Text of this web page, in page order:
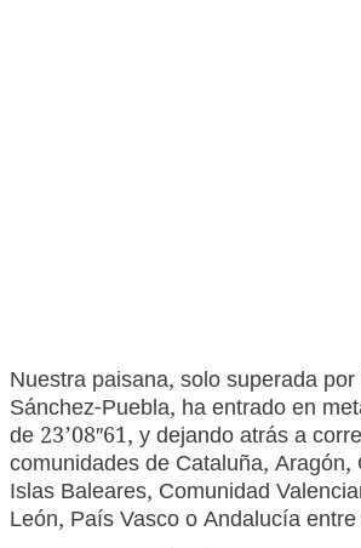
Nuestra paisana, solo superada
Sánchez-Puebla, ha entrado en
de 23’08″61, y dejando atrás a
comunidades de Cataluña, Aragón,
Islas Baleares, Comunidad
León, País Vasco o Andalucía